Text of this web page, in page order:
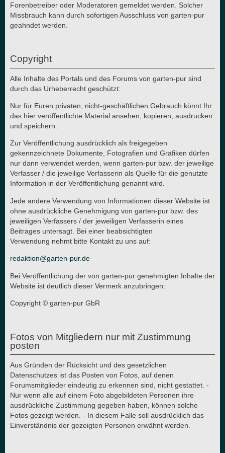
Forenbetreiber oder Moderatoren gemeldet werden. Solcher
Missbrauch kann durch sofortigen Ausschluss von garten-pur
geahndet werden.
Copyright
Alle Inhalte des Portals und des Forums von garten-pur sind
durch das Urheberrecht geschützt:
Nur für Euren privaten, nicht-geschäftlichen Gebrauch könnt Ihr
das hier veröffentlichte Material ansehen, kopieren, ausdrucken
und speichern.
Zur Veröffentlichung ausdrücklich als freigegeben
gekennzeichnete Dokumente, Fotografien und Grafiken dürfen
nur dann verwendet werden, wenn garten-pur bzw. der jeweilige
Verfasser / die jeweilige Verfasserin als Quelle für die genutzte
Information in der Veröffentlichung genannt wird.
Jede andere Verwendung von Informationen dieser Website ist
ohne ausdrückliche Genehmigung von garten-pur bzw. des
jeweiligen Verfassers / der jeweiligen Verfasserin eines
Beitrages untersagt. Bei einer beabsichtigten
Verwendung nehmt bitte Kontakt zu uns auf:
redaktion@garten-pur.de
Bei Veröffentlichung der von garten-pur genehmigten Inhalte der
Website ist deutlich dieser Vermerk anzubringen:
Copyright © garten-pur GbR
Fotos von Mitgliedern nur mit Zustimmung
posten
Aus Gründen der Rücksicht und des gesetzlichen
Datenschutzes ist das Posten von Fotos, auf denen
Forumsmitglieder eindeutig zu erkennen sind, nicht gestattet. -
Nur wenn alle auf einem Foto abgebildeten Personen ihre
ausdrückliche Zustimmung gegeben haben, können solche
Fotos gezeigt werden. - In diesem Falle soll ausdrücklich das
Einverständnis der gezeigten Personen erwähnt werden.